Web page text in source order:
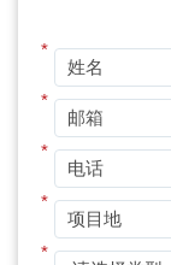
*
*
*
*
*